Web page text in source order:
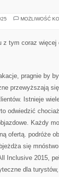
MOŻLIWOŚĆ
tym coraz więcej
pragnie by
przewyższają
Istnieje
odwiedzić
Każdy
ofertą. podróże
się
Inclusive 2015,
dla